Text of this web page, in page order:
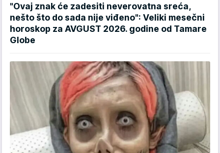
"Ovaj znak će zadesiti neverovatna sreća,
nešto što do sada nije viđeno": Veliki mesečni
horoskop za AVGUST 2026. godine od Tamare
Globe